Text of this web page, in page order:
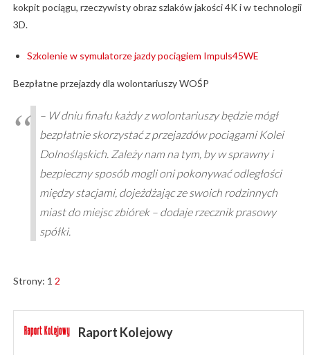
kokpit pociągu, rzeczywisty obraz szlaków jakości 4K i w technologii
3D.
Szkolenie w symulatorze jazdy pociągiem Impuls45WE
Bezpłatne przejazdy dla wolontariuszy WOŚP
– W dniu finału każdy z wolontariuszy będzie mógł
bezpłatnie skorzystać z przejazdów pociągami Kolei
Dolnośląskich. Zależy nam na tym, by w sprawny i
bezpieczny sposób mogli oni pokonywać odległości
między stacjami, dojeżdżając ze swoich rodzinnych
miast do miejsc zbiórek – dodaje rzecznik prasowy
spółki.
Strony: 1 2
Raport Kolejowy